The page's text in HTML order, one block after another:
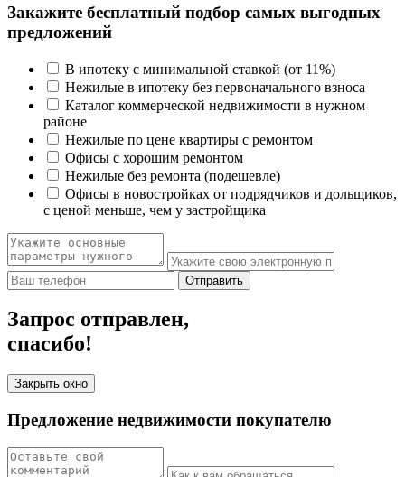
Закажите бесплатный подбор самых выгодных
предложений
В ипотеку с минимальной ставкой (от 11%)
Нежилые в ипотеку без первоначального взноса
Каталог коммерческой недвижимости в нужном
районе
Нежилые по цене квартиры с ремонтом
Офисы с хорошим ремонтом
Нежилые без ремонта (подешевле)
Офисы в новостройках от подрядчиков и дольщиков,
с ценой меньше, чем у застройщика
Отправить
Запрос отправлен,
спасибо!
Закрыть окно
Предложение недвижимости покупателю